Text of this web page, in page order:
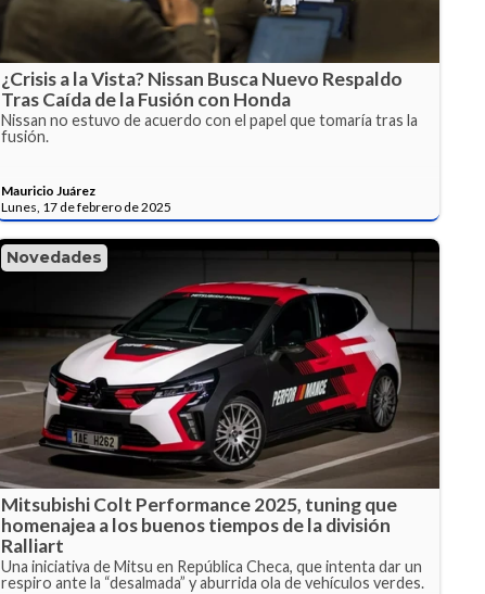
¿Crisis a la Vista? Nissan Busca Nuevo Respaldo
Tras Caída de la Fusión con Honda
Nissan no estuvo de acuerdo con el papel que tomaría tras la
fusión.
Mauricio Juárez
Lunes, 17 de febrero de 2025
Novedades
Mitsubishi Colt Performance 2025, tuning que
homenajea a los buenos tiempos de la división
Ralliart
Una iniciativa de Mitsu en República Checa, que intenta dar un
respiro ante la “desalmada” y aburrida ola de vehículos verdes.